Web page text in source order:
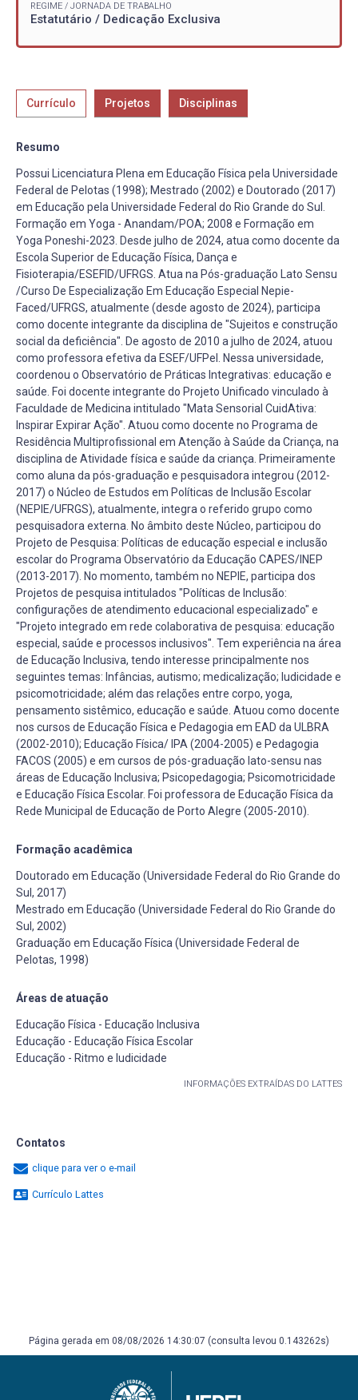
REGIME / JORNADA DE TRABALHO
Estatutário / Dedicação Exclusiva
Currículo Projetos Disciplinas
Resumo
Possui Licenciatura Plena em Educação Física pela Universidade
Federal de Pelotas (1998); Mestrado (2002) e Doutorado (2017)
em Educação pela Universidade Federal do Rio Grande do Sul.
Formação em Yoga - Anandam/POA; 2008 e Formação em
Yoga Poneshi-2023. Desde julho de 2024, atua como docente da
Escola Superior de Educação Física, Dança e
Fisioterapia/ESEFID/UFRGS. Atua na Pós-graduação Lato Sensu
/Curso De Especialização Em Educação Especial Nepie-
Faced/UFRGS, atualmente (desde agosto de 2024), participa
como docente integrante da disciplina de "Sujeitos e construção
social da deficiência". De agosto de 2010 a julho de 2024, atuou
como professora efetiva da ESEF/UFPel. Nessa universidade,
coordenou o Observatório de Práticas Integrativas: educação e
saúde. Foi docente integrante do Projeto Unificado vinculado à
Faculdade de Medicina intitulado "Mata Sensorial CuidAtiva:
Inspirar Expirar Ação". Atuou como docente no Programa de
Residência Multiprofissional em Atenção à Saúde da Criança, na
disciplina de Atividade física e saúde da criança. Primeiramente
como aluna da pós-graduação e pesquisadora integrou (2012-
2017) o Núcleo de Estudos em Políticas de Inclusão Escolar
(NEPIE/UFRGS), atualmente, integra o referido grupo como
pesquisadora externa. No âmbito deste Núcleo, participou do
Projeto de Pesquisa: Políticas de educação especial e inclusão
escolar do Programa Observatório da Educação CAPES/INEP
(2013-2017). No momento, também no NEPIE, participa dos
Projetos de pesquisa intitulados "Políticas de Inclusão:
configurações de atendimento educacional especializado" e
"Projeto integrado em rede colaborativa de pesquisa: educação
especial, saúde e processos inclusivos". Tem experiência na área
de Educação Inclusiva, tendo interesse principalmente nos
seguintes temas: Infâncias, autismo; medicalização; ludicidade e
psicomotricidade; além das relações entre corpo, yoga,
pensamento sistêmico, educação e saúde. Atuou como docente
nos cursos de Educação Física e Pedagogia em EAD da ULBRA
(2002-2010); Educação Física/ IPA (2004-2005) e Pedagogia
FACOS (2005) e em cursos de pós-graduação lato-sensu nas
áreas de Educação Inclusiva; Psicopedagogia; Psicomotricidade
e Educação Física Escolar. Foi professora de Educação Física da
Rede Municipal de Educação de Porto Alegre (2005-2010).
Formação acadêmica
Doutorado em Educação (Universidade Federal do Rio Grande do
Sul, 2017)
Mestrado em Educação (Universidade Federal do Rio Grande do
Sul, 2002)
Graduação em Educação Física (Universidade Federal de
Pelotas, 1998)
Áreas de atuação
Educação Física - Educação Inclusiva
Educação - Educação Física Escolar
Educação - Ritmo e ludicidade
INFORMAÇÕES EXTRAÍDAS DO LATTES
Contatos
clique para ver o e-mail
Currículo Lattes
Página gerada em 08/08/2026 14:30:07 (consulta levou 0.143262s)